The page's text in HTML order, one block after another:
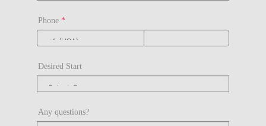
Phone *
Desired Start
Any questions?